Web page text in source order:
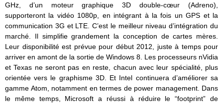
GHz, d’un moteur graphique 3D double-cœur (Adreno),
supporteront la vidéo 1080p, en intégrant à la fois un GPS et la
communication 3G et LTE. C’est le meilleur niveau d’intégration du
marché. Il simplifie grandement la conception de cartes mères.
Leur disponibilité est prévue pour début 2012, juste à temps pour
arriver en amont de la sortie de Windows 8. Les processeurs nVidia
et Texas ne seront pas en reste, chacun avec leur spécialité, plus
orientée vers le graphisme 3D. Et Intel continuera d’améliorer sa
gamme Atom, notamment en termes de power management. Dans
le même temps, Microsoft a réussi à réduire le “footprint” de